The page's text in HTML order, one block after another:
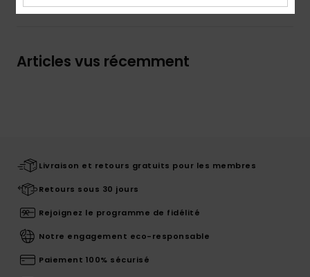
Livraison & Retours
Articles vus récemment
Livraison et retours gratuits pour les membres
Retours sous 30 jours
Rejoignez le programme de fidélité
Notre engagement eco-responsable
Paiement 100% sécurisé